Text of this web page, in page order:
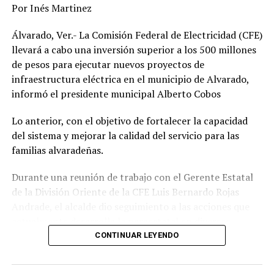
Por Inés Martinez
Álvarado, Ver.- La Comisión Federal de Electricidad (CFE)
llevará a cabo una inversión superior a los 500 millones
de pesos para ejecutar nuevos proyectos de
infraestructura eléctrica en el municipio de Alvarado,
informó el presidente municipal Alberto Cobos
Lo anterior, con el objetivo de fortalecer la capacidad
del sistema y mejorar la calidad del servicio para las
familias alvaradeñas.
Durante una reunión de trabajo con el Gerente Estatal
de la División Oriente de la CFE Luis Bernardo Rojas
comunidades, colonias y la zona centro de la
CONTINUAR LEYENDO